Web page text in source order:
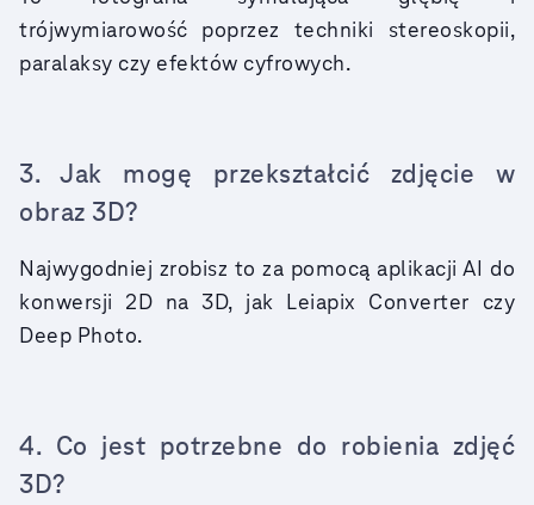
trójwymiarowość poprzez techniki stereoskopii,
paralaksy czy efektów cyfrowych.
3. Jak mogę przekształcić zdjęcie w
obraz 3D?
Najwygodniej zrobisz to za pomocą aplikacji AI do
konwersji 2D na 3D, jak Leiapix Converter czy
Deep Photo.
4. Co jest potrzebne do robienia zdjęć
3D?